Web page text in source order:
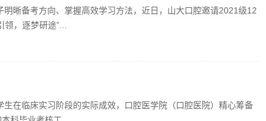
晰备考方向、掌握高效学习方法，近日，山大口腔邀请2021级12
，逐梦研途”...
在临床实习阶段的实际成效，口腔医学院（口腔医院）精心筹备